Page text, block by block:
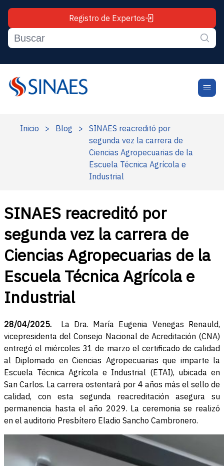
Registro de Expertos
Inicio > Blog >
SINAES reacreditó por
segunda vez la carrera de
Ciencias Agropecuarias de la
Escuela Técnica Agrícola e
Industrial
SINAES reacreditó por
segunda vez la carrera de
Ciencias Agropecuarias de la
Escuela Técnica Agrícola e
Industrial
28/04/2025. La Dra. María Eugenia Venegas Renauld,
vicepresidenta del Consejo Nacional de Acreditación (CNA)
entregó el miércoles 31 de marzo el certificado de calidad
al Diplomado en Ciencias Agropecuarias que imparte la
Escuela Técnica Agrícola e Industrial (ETAI), ubicada en
San Carlos. La carrera ostentará por 4 años más el sello de
calidad, con esta segunda reacreditación asegura su
permanencia hasta el año 2029. La ceremonia se realizó
en el auditorio Presbítero Eladio Sancho Cambronero.